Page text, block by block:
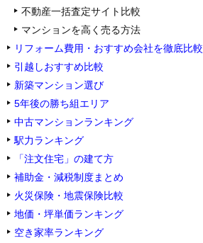
不動産一括査定サイト比較
マンションを高く売る方法
リフォーム費用・おすすめ会社を徹底比較
引越しおすすめ比較
新築マンション選び
5年後の勝ち組エリア
中古マンションランキング
駅力ランキング
「注文住宅」の建て方
補助金・減税制度まとめ
火災保険・地震保険比較
地価・坪単価ランキング
空き家率ランキング